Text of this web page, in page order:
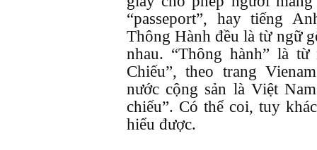
“passeport”, hay tiếng
Thông Hành đều là từ ngữ
nhau. “Thông hành” là
Chiếu”, theo trang
nước cộng sản là Việt
chiếu”. Có thể coi, tuy
hiểu được.